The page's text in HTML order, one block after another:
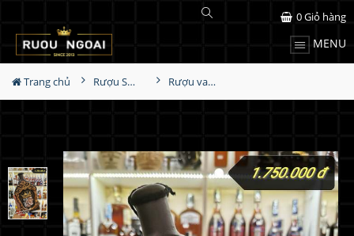
MENU
0Giỏ hàng
Trang chủ Rượu Sưu Tầm - Nga Rượu vang Georgia Reb Wines S02